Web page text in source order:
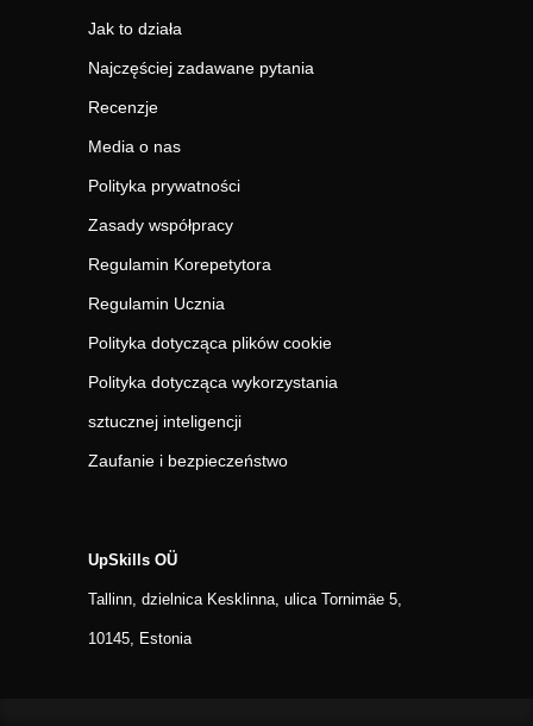
Jak to działa
Najczęściej zadawane pytania
Recenzje
Media o nas
Polityka prywatności
Zasady współpracy
Regulamin Korepetytora
Regulamin Ucznia
Polityka dotycząca plików cookie
Polityka dotycząca wykorzystania
sztucznej inteligencji
Zaufanie i bezpieczeństwo
UpSkills OÜ
Tallinn, dzielnica Kesklinna, ulica Tornimäe 5,
10145, Estonia